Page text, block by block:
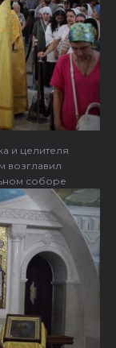
и целителя
возглавил
соборе